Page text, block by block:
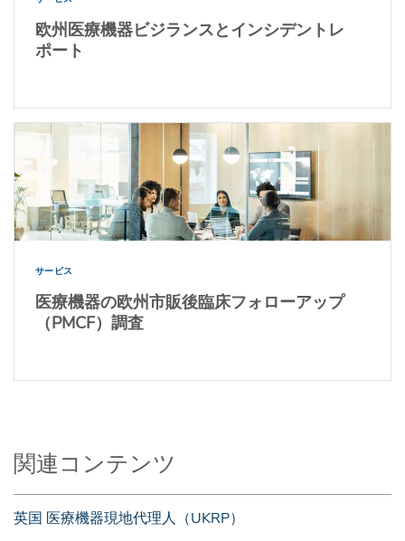
欧州医療機器ビジランスとインシデントレ
ポート
サービス
医療機器の欧州市販後臨床フォローアップ
（PMCF）調査
関連コンテンツ
英国 医療機器現地代理人（UKRP）